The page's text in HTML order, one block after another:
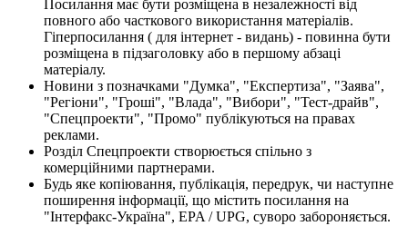
Посилання має бути розміщена в незалежності від
повного або часткового використання матеріалів.
Гіперпосилання ( для інтернет - видань) - повинна бути
розміщена в підзаголовку або в першому абзаці
матеріалу.
Новини з позначками "Думка", "Експертиза", "Заява",
"Регіони", "Гроші", "Влада", "Вибори", "Тест-драйв",
"Спецпроекти", "Промо" публікуються на правах
реклами.
Розділ Спецпроекти створюється спільно з
комерційними партнерами.
Будь яке копіювання, публікація, передрук, чи наступне
поширення інформації, що містить посилання на
"Інтерфакс-Україна", EPA / UPG, суворо забороняється.